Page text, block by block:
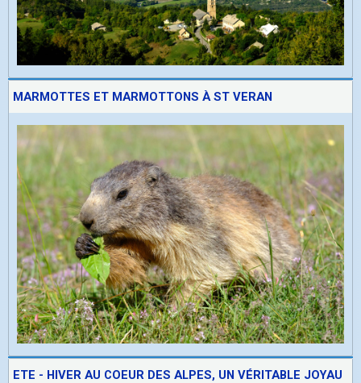
MARMOTTES ET MARMOTTONS À ST VERAN
ETE - HIVER AU COEUR DES ALPES, UN VÉRITABLE JOYAU